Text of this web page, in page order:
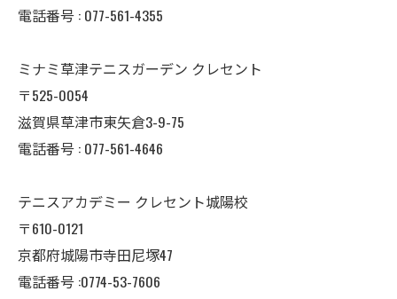
電話番号 : 077-561-4355
ミナミ草津テニスガーデン クレセント
〒525-0054
滋賀県草津市東矢倉3-9-75
電話番号 : 077-561-4646
テニスアカデミー クレセント城陽校
〒610-0121
京都府城陽市寺田尼塚47
電話番号 :0774-53-7606